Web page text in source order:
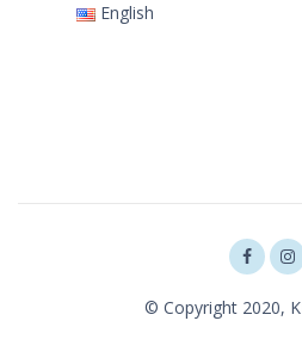
English
© Copyright 2020,